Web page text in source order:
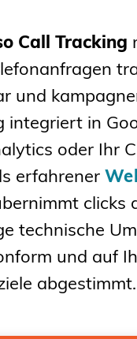
Call Tracking
und
integriert in
oder Ihr
erfahrener
clicks
technische
und auf
abgestimmt.